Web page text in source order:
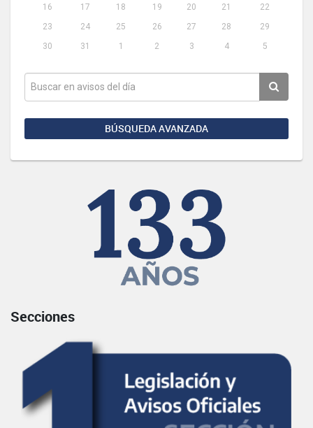
16
17 18 19 20 21
22
23
24 25 26 27 28
29
30
31 1 2 3 4 5
BÚSQUEDA AVANZADA
Secciones